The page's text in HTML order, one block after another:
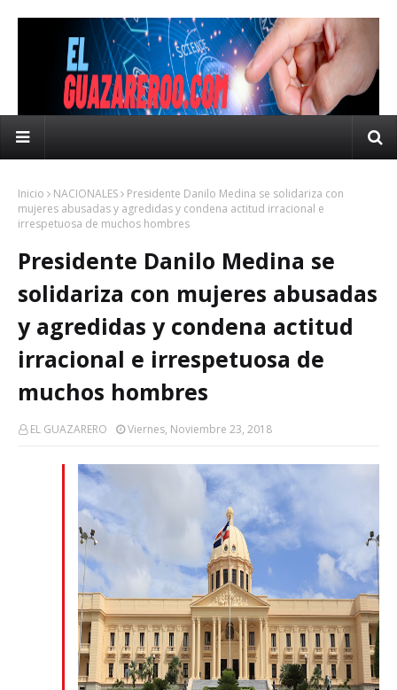
Inicio NACIONALES
Presidente Danilo Medina se solidariza con
mujeres abusadas y agredidas y condena actitud irracional e
irrespetuosa de muchos hombres
Presidente Danilo Medina se
solidariza con mujeres abusadas
y agredidas y condena actitud
irracional e irrespetuosa de
muchos hombres
EL GUAZARERO Viernes, Noviembre 23, 2018